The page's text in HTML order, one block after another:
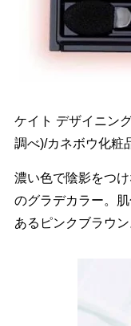
ケイト デザイニン
調べ)/カネボウ化粧
濃い色で陰影をつ
のグラデカラー。
あるピンクブラウン